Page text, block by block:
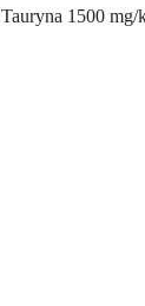
1500 mg/